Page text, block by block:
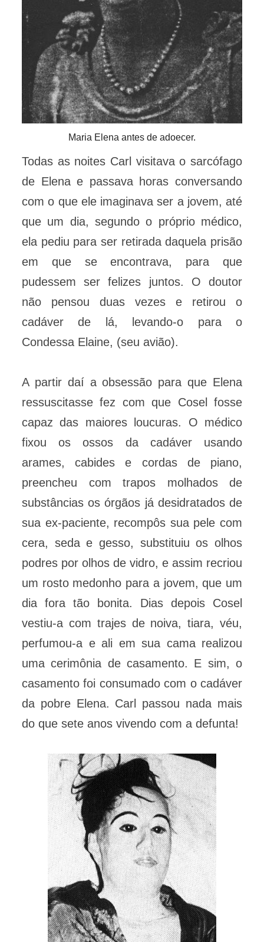
Maria Elena antes de adoecer.
Todas as noites Carl visitava o sarcófago
de Elena e passava horas conversando
com o que ele imaginava ser a jovem, até
que um dia, segundo o próprio médico,
ela pediu para ser retirada daquela prisão
em que se encontrava, para que
pudessem ser felizes juntos. O doutor
não pensou duas vezes e retirou o
cadáver de lá, levando-o para o
Condessa Elaine, (seu avião).
A partir daí a obsessão para que Elena
ressuscitasse fez com que Cosel fosse
capaz das maiores loucuras. O médico
fixou os ossos da cadáver usando
arames, cabides e cordas de piano,
preencheu com trapos molhados de
substâncias os órgãos já desidratados de
sua ex-paciente, recompôs sua pele com
cera, seda e gesso, substituiu os olhos
podres por olhos de vidro, e assim recriou
um rosto medonho para a jovem, que um
dia fora tão bonita. Dias depois Cosel
vestiu-a com trajes de noiva, tiara, véu,
perfumou-a e ali em sua cama realizou
uma cerimônia de casamento. E sim, o
casamento foi consumado com o cadáver
da pobre Elena. Carl passou nada mais
do que sete anos vivendo com a defunta!